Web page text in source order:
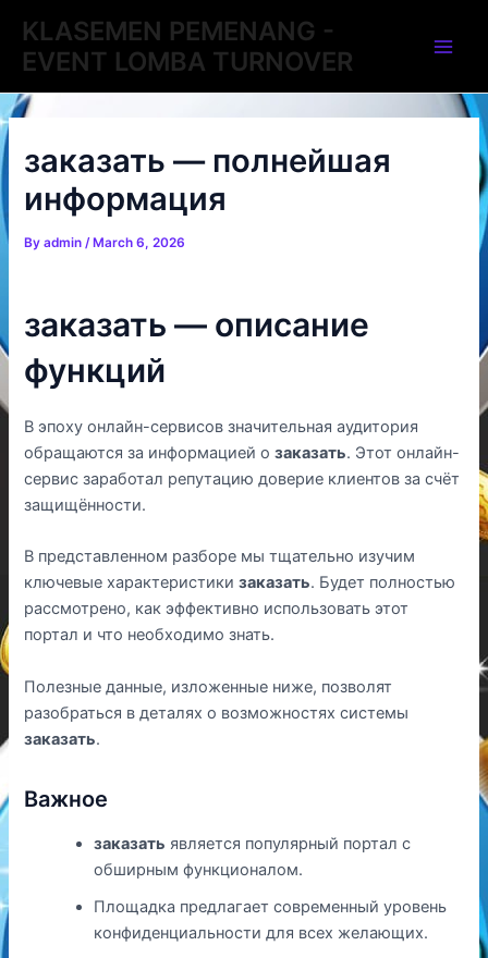
content
KLASEMEN PEMENANG -
EVENT LOMBA TURNOVER
заказать — полнейшая
информация
Byadmin/ March 6, 2026
заказать — описание
функций
В эпоху онлайн-сервисов значительная аудитория
обращаются за информацией озаказать. Этот онлайн-
сервис заработал репутацию доверие клиентов за счёт
защищённости.
В представленном разборе мы тщательно изучим
ключевые характеристикизаказать. Будет полностью
рассмотрено, как эффективно использовать этот
портал и что необходимо знать.
Полезные данные, изложенные ниже, позволят
разобраться в деталях о возможностях системы
заказать.
Важное
заказать является популярный портал с
обширным функционалом.
Площадка предлагает современный уровень
конфиденциальности для всех желающих.
navigation